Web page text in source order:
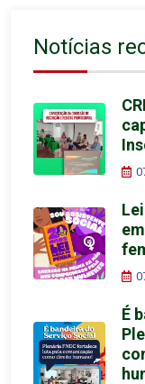
Notícias
É